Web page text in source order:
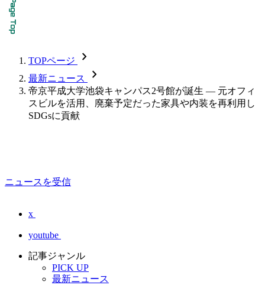
TOPページ chevron_forward
最新ニュース chevron_forward
帝京平成大学池袋キャンパス2号館が誕生 ― 元オフィ
スビルを活用、廃棄予定だった家具や内装を再利用し
SDGsに貢献
ニュースを受信
x
youtube
記事ジャンル
PICK UP
最新ニュース